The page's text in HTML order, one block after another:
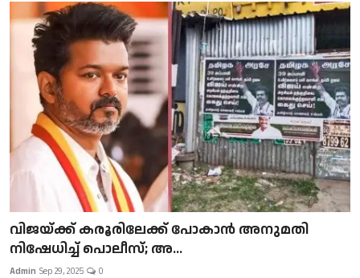
വിജയ്ക്ക് കരൂരിലേക്ക് പോകാൻ അനുമതി
നിഷേധിച്ച് പൊലീസ്; അ...
Admin Sep 29, 2025 0